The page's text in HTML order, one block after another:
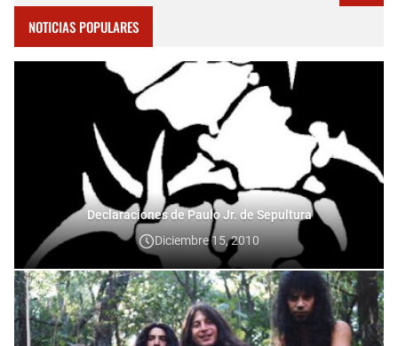
NOTICIAS POPULARES
Declaraciones de Paulo Jr. de Sepultura
Diciembre 15, 2010